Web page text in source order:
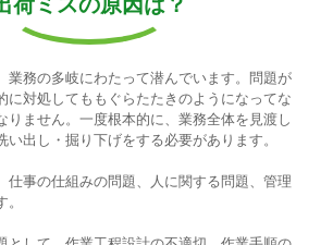
業務の多岐にわたって潜んでいます。問題が
に対処してももぐらたたきのようになってな
りません。一度根本的に、業務全体を見渡し
出し・掘り下げをする必要があります。
仕事の仕組みの問題、人に関する問題、管理